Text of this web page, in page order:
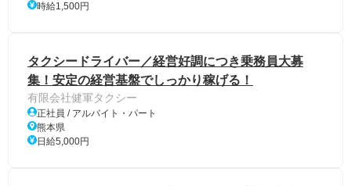
時給1,500円
タクシードライバー／経営好調につき乗務員大募
集！安定の経営基盤でしっかり稼げる！
有限会社健軍タクシー
正社員 / アルバイト・パート
熊本県
日給5,000円